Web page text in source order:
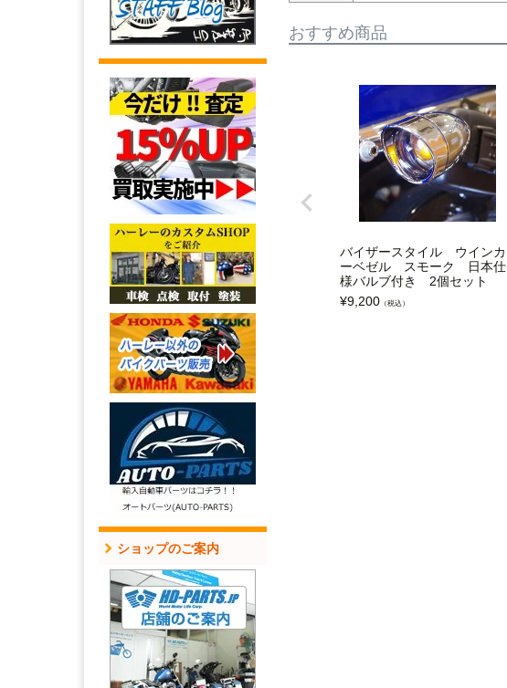
ショップのご案内
おすすめ商品
バイザースタイル ウインカ
ーベゼル スモーク 日本仕
様バルブ付き 2個セット
¥9,200 （税込）